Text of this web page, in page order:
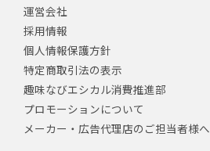
運営会社
採用情報
個人情報保護方針
特定商取引法の表示
趣味なびエシカル消費推進部
プロモーションについて
メーカー・広告代理店のご担当者様へ